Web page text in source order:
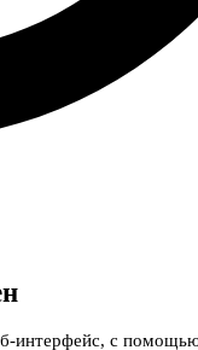
интерфейс, с помощью